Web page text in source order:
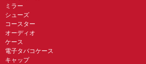
ミラー
シューズ
コースター
オーディオ
ケース
電子タバコケース
キャップ